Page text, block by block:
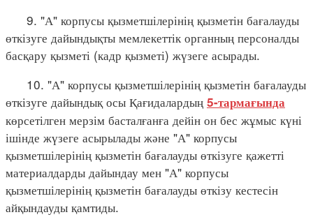
9. "А" корпусы қызметшілерінің қызметін бағалауды
өткізуге дайындықты мемлекеттік органның персоналды
басқару қызметі (кадр қызметі) жүзеге асырады.
10. "А" корпусы қызметшілерінің қызметін бағалауды
өткізуге дайындық осы Қағидалардың 5-тармағында
көрсетілген мерзім басталғанға дейін он бес жұмыс күні
ішінде жүзеге асырылады және "А" корпусы
қызметшілерінің қызметін бағалауды өткізуге қажетті
материалдарды дайындау мен "А" корпусы
қызметшілерінің қызметін бағалауды өткізу кестесін
айқындауды қамтиды.